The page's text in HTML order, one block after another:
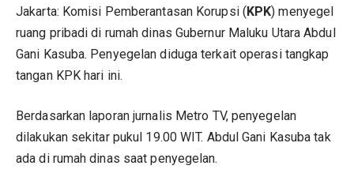
Jakarta: Komisi Pemberantasan Korupsi (KPK) menyegel
ruang pribadi di rumah dinas Gubernur Maluku Utara Abdul
Gani Kasuba. Penyegelan diduga terkait operasi tangkap
tangan KPK hari ini.
Berdasarkan laporan jurnalis Metro TV, penyegelan
dilakukan sekitar pukul 19.00 WIT. Abdul Gani Kasuba tak
ada di rumah dinas saat penyegelan.